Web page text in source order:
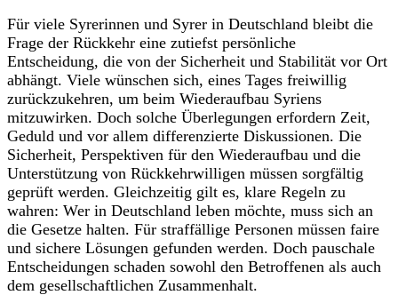
Für viele Syrerinnen und Syrer in Deutschland bleibt die
Frage der Rückkehr eine zutiefst persönliche
Entscheidung, die von der Sicherheit und Stabilität vor Ort
abhängt. Viele wünschen sich, eines Tages freiwillig
zurückzukehren, um beim Wiederaufbau Syriens
mitzuwirken. Doch solche Überlegungen erfordern Zeit,
Geduld und vor allem differenzierte Diskussionen. Die
Sicherheit, Perspektiven für den Wiederaufbau und die
Unterstützung von Rückkehrwilligen müssen sorgfältig
geprüft werden. Gleichzeitig gilt es, klare Regeln zu
wahren: Wer in Deutschland leben möchte, muss sich an
die Gesetze halten. Für straffällige Personen müssen faire
und sichere Lösungen gefunden werden. Doch pauschale
Entscheidungen schaden sowohl den Betroffenen als auch
dem gesellschaftlichen Zusammenhalt.